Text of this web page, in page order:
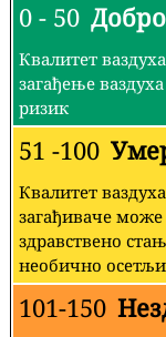
0 - 50 Добро
Квалитет
загађење
ризик
51 -100
Квалитет
загађиваче
здравствено
необично
101-150